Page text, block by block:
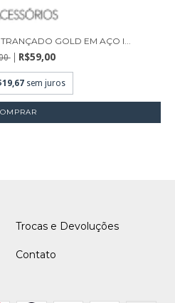
GOLD EM AÇO I...
R$59,00
sem juros
Trocas e Devoluções
Contato